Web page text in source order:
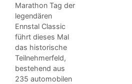
Marathon Tag der
legendären
Ennstal Classic
führt dieses Mal
das historische
Teilnehmerfeld,
bestehend aus
235 automobilen